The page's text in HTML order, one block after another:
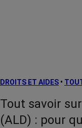
DROITS ET AIDES •
Tout savoir
(ALD) : pour